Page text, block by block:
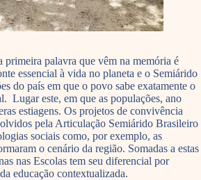
primeira palavra que vêm na memória é
essencial à vida no planeta e o Semiárido
do país em que o povo sabe exatamente o
Lugar este, em que as populações, ano
estiagens. Os projetos de convivência
pela Articulação Semiárido Brasileiro
sociais como, por exemplo, as
o cenário da região. Somadas a estas
nas Escolas tem seu diferencial por
educação contextualizada.